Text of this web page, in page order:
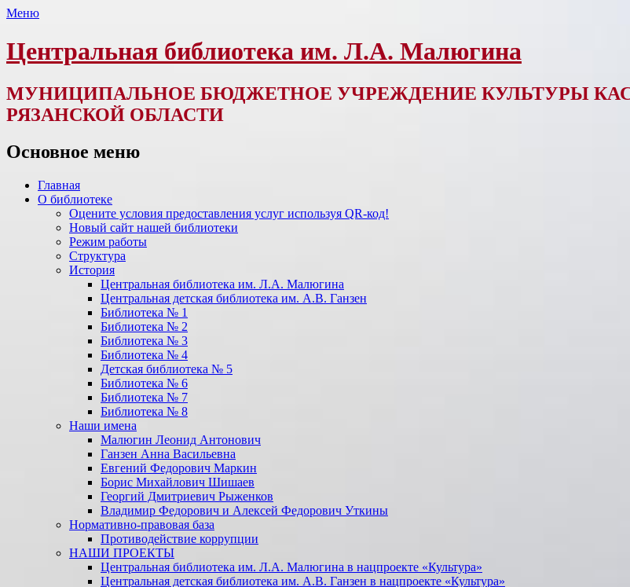
Меню
Центральная библиотека им. Л.А. Малюгина
МУНИЦИПАЛЬНОЕ БЮДЖЕТНОЕ УЧРЕЖДЕНИЕ КУЛЬТУРЫ
РЯЗАНСКОЙ ОБЛАСТИ
Основное меню
Перейти
содержимому
Главная
О библиотеке
Оцените условия предоставления услуг используя QR-код!
Новый сайт нашей библиотеки
Режим работы
Структура
История
Центральная библиотека им. Л.А. Малюгина
Центральная детская библиотека им. А.В. Ганзен
Библиотека № 1
Библиотека № 2
Библиотека № 3
Библиотека № 4
Детская библиотека № 5
Библиотека № 6
Библиотека № 7
Библиотека № 8
Наши имена
Малюгин Леонид Антонович
Ганзен Анна Васильевна
Евгений Федорович Маркин
Борис Михайлович Шишаев
Георгий Дмитриевич Рыженков
Владимир Федорович и Алексей Федорович Уткины
Нормативно-правовая база
Противодействие коррупции
НАШИ ПРОЕКТЫ
Центральная библиотека им. Л.А. Малюгина в нацпроекте «Культура»
Центральная детская библиотека им. А.В. Ганзен в нацпроекте «Культура»